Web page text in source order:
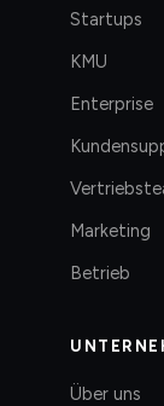
Startups
KMU
Enterprise
Marketing
Betrieb
Über uns